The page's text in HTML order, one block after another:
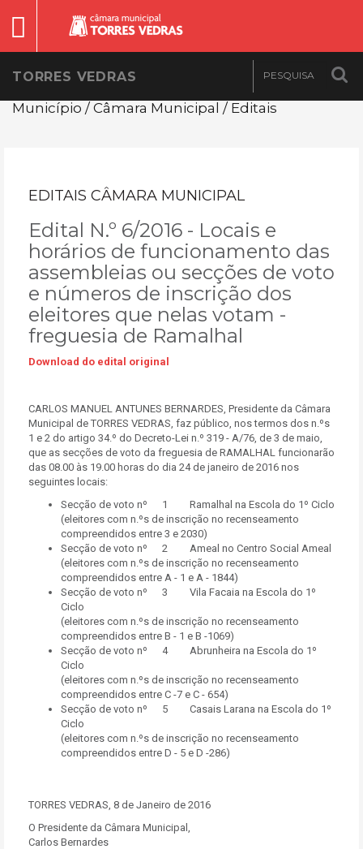
TORRES VEDRAS
Município / Câmara Municipal / Editais
EDITAIS CÂMARA MUNICIPAL
Edital N.º 6/2016 - Locais e
horários de funcionamento das
assembleias ou secções de voto
e números de inscrição dos
eleitores que nelas votam -
freguesia de Ramalhal
Download do edital original
CARLOS MANUEL ANTUNES BERNARDES, Presidente da Câmara
Municipal de TORRES VEDRAS, faz público, nos termos dos n.ºs
1 e 2 do artigo 34.º do Decreto-Lei n.º 319 - A/76, de 3 de maio,
que as secções de voto da freguesia de RAMALHAL funcionarão
das 08.00 às 19.00 horas do dia 24 de janeiro de 2016 nos
seguintes locais:
Secção de voto nº 1 Ramalhal na Escola do 1º Ciclo
(eleitores com n.ºs de inscrição no recenseamento
compreendidos entre 3 e 2030)
Secção de voto nº 2 Ameal no Centro Social Ameal
(eleitores com n.ºs de inscrição no recenseamento
compreendidos entre A - 1 e A - 1844)
Secção de voto nº 3 Vila Facaia na Escola do 1º
Ciclo
(eleitores com n.ºs de inscrição no recenseamento
compreendidos entre B - 1 e B -1069)
Secção de voto nº 4 Abrunheira na Escola do 1º
Ciclo
(eleitores com n.ºs de inscrição no recenseamento
compreendidos entre C -7 e C - 654)
Secção de voto nº 5 Casais Larana na Escola do 1º
Ciclo
(eleitores com n.ºs de inscrição no recenseamento
compreendidos entre D - 5 e D -286)
TORRES VEDRAS, 8 de Janeiro de 2016
O Presidente da Câmara Municipal,
Carlos Bernardes